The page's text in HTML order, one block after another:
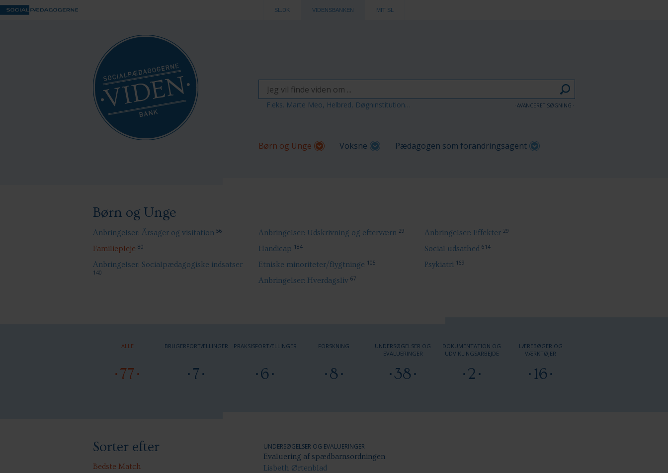
SL.DK VIDENSBANKEN MIT SL
F.eks. Marte Meo, Helbred, Døgninstitution… AVANCERET SØGNING
Børn og Unge Voksne Pædagogen som forandringsagent
Børn og Unge
Anbringelser: Årsager og visitation 56
Familiepleje 80
Anbringelser: Socialpædagogiske indsatser
140
Anbringelser: Udskrivning og efterværn 29
Handicap 184
Etniske minoriteter/flygtninge 105
Anbringelser: Effekter 29
Social udsathed 614
Psykiatri 169
Anbringelser: Hverdagsliv 67
ALLE
77
BRUGERFORTÆLLINGER
7
PRAKSISFORTÆLLINGER
6
FORSKNING
8
UNDERSØGELSER OG
EVALUERINGER
38
DOKUMENTATION OG
UDVIKLINGSARBEJDE
2
LÆREBØGER OG
VÆRKTØJER
16
Sorter efter
Bedste Match
UNDERSØGELSER OG EVALUERINGER
Evaluering af spædbarnsordningen
Lisbeth Ørtenblad